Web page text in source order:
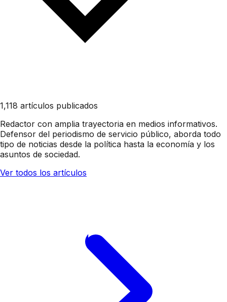
1,118 artículos publicados
Redactor con amplia trayectoria en medios informativos.
Defensor del periodismo de servicio público, aborda todo
tipo de noticias desde la política hasta la economía y los
asuntos de sociedad.
Ver todos los artículos